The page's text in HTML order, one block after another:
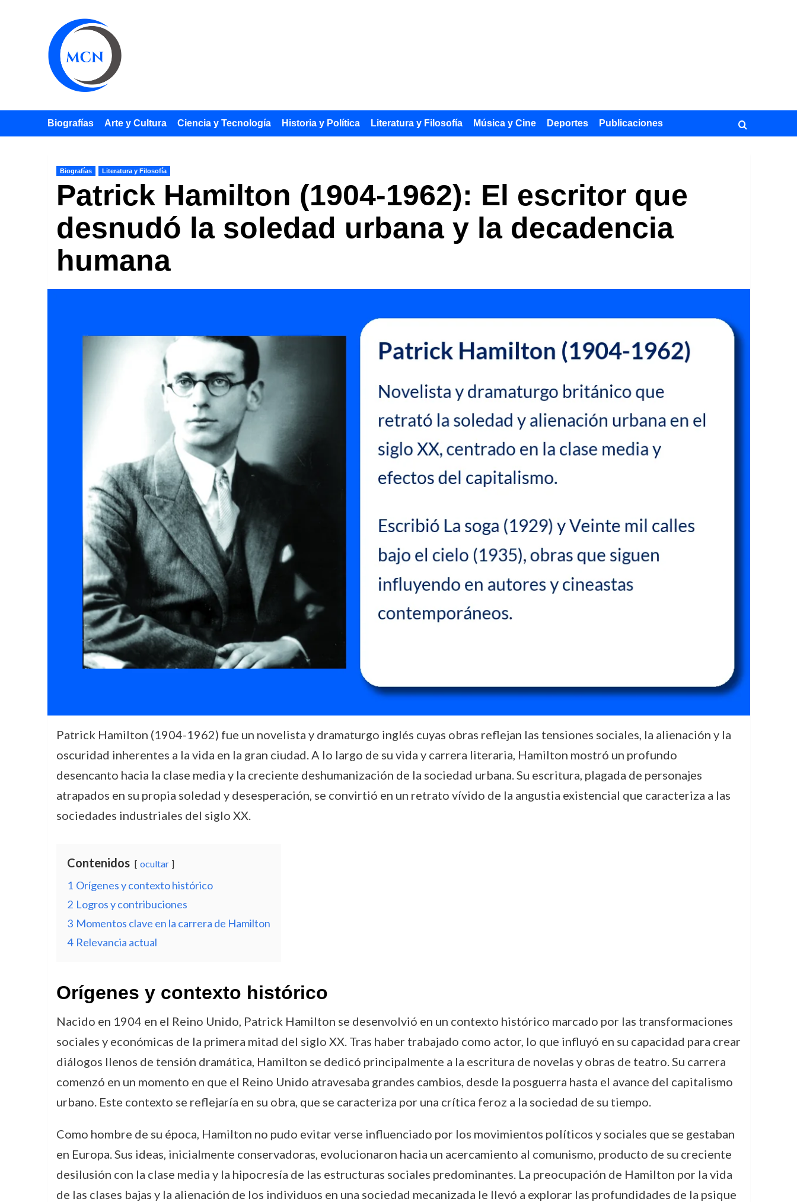
Biografías Arte y Cultura Ciencia y Tecnología Historia y Política Literatura y Filosofía Música y Cine Deportes Publicaciones
Biografías Literatura y Filosofía
Patrick Hamilton (1904-1962): El escritor que
desnudó la soledad urbana y la decadencia
humana
Patrick Hamilton (1904-1962) fue un novelista y dramaturgo inglés cuyas obras reflejan las tensiones sociales, la alienación y la
oscuridad inherentes a la vida en la gran ciudad. A lo largo de su vida y carrera literaria, Hamilton mostró un profundo
desencanto hacia la clase media y la creciente deshumanización de la sociedad urbana. Su escritura, plagada de personajes
atrapados en su propia soledad y desesperación, se convirtió en un retrato vívido de la angustia existencial que caracteriza a las
sociedades industriales del siglo XX.
Contenidos ocultar
1 Orígenes y contexto histórico
2 Logros y contribuciones
3 Momentos clave en la carrera de Hamilton
4 Relevancia actual
Orígenes y contexto histórico
Nacido en 1904 en el Reino Unido, Patrick Hamilton se desenvolvió en un contexto histórico marcado por las transformaciones
sociales y económicas de la primera mitad del siglo XX. Tras haber trabajado como actor, lo que influyó en su capacidad para crear
diálogos llenos de tensión dramática, Hamilton se dedicó principalmente a la escritura de novelas y obras de teatro. Su carrera
comenzó en un momento en que el Reino Unido atravesaba grandes cambios, desde la posguerra hasta el avance del capitalismo
urbano. Este contexto se reflejaría en su obra, que se caracteriza por una crítica feroz a la sociedad de su tiempo.
Como hombre de su época, Hamilton no pudo evitar verse influenciado por los movimientos políticos y sociales que se gestaban
en Europa. Sus ideas, inicialmente conservadoras, evolucionaron hacia un acercamiento al comunismo, producto de su creciente
desilusión con la clase media y la hipocresía de las estructuras sociales predominantes. La preocupación de Hamilton por la vida
de las clases bajas y la alienación de los individuos en una sociedad mecanizada le llevó a explorar las profundidades de la psique